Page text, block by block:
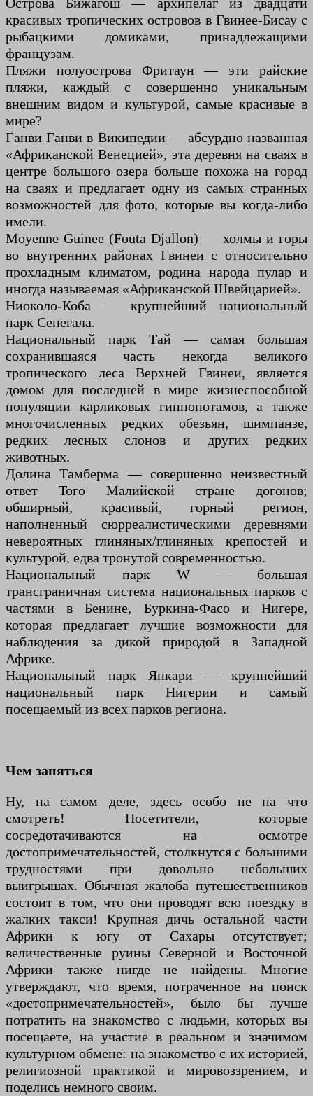
красивых тропических островов в Гвинее-Бисау с
рыбацкими домиками, принадлежащими
французам.
Пляжи полуострова Фритаун — эти райские
пляжи, каждый с совершенно уникальным
внешним видом и культурой, самые красивые в
мире?
Ганви Ганви в Википедии — абсурдно названная
«Африканской Венецией», эта деревня на сваях в
центре большого озера больше похожа на город
на сваях и предлагает одну из самых странных
возможностей для фото, которые вы когда-либо
имели.
Moyenne Guinee (Fouta Djallon) — холмы и горы
во внутренних районах Гвинеи с относительно
прохладным климатом, родина народа пулар и
иногда называемая «Африканской Швейцарией».
Ниоколо-Коба — крупнейший национальный
парк Сенегала.
Национальный парк Тай — самая большая
сохранившаяся часть некогда великого
тропического леса Верхней Гвинеи, является
домом для последней в мире жизнеспособной
популяции карликовых гиппопотамов, а также
многочисленных редких обезьян, шимпанзе,
редких лесных слонов и других редких
животных.
Долина Тамберма — совершенно неизвестный
ответ Того Малийской стране догонов;
обширный, красивый, горный регион,
наполненный сюрреалистическими деревнями
невероятных глиняных/глиняных крепостей и
культурой, едва тронутой современностью.
Национальный парк W — большая
трансграничная система национальных парков с
частями в Бенине, Буркина-Фасо и Нигере,
которая предлагает лучшие возможности для
наблюдения за дикой природой в Западной
Африке.
Национальный парк Янкари — крупнейший
национальный парк Нигерии и самый
посещаемый из всех парков региона.
Чем заняться
Ну, на самом деле, здесь особо не на что
смотреть! Посетители, которые
сосредотачиваются на осмотре
достопримечательностей, столкнутся с большими
трудностями при довольно небольших
выигрышах. Обычная жалоба путешественников
состоит в том, что они проводят всю поездку в
жалких такси! Крупная дичь остальной части
Африки к югу от Сахары отсутствует;
величественные руины Северной и Восточной
Африки также нигде не найдены. Многие
утверждают, что время, потраченное на поиск
«достопримечательностей», было бы лучше
потратить на знакомство с людьми, которых вы
посещаете, на участие в реальном и значимом
культурном обмене: на знакомство с их историей,
религиозной практикой и мировоззрением, и
поделись немного своим.